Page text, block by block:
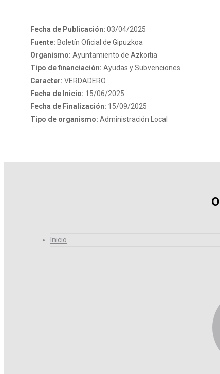
Fecha de Publicación: 03/04/2025
Fuente: Boletín Oficial de Gipuzkoa
Organismo: Ayuntamiento de Azkoitia
Tipo de financiación: Ayudas y Subvenciones
Caracter: VERDADERO
Fecha de Inicio: 15/06/2025
Fecha de Finalización: 15/09/2025
Tipo de organismo: Administración Local
Inicio